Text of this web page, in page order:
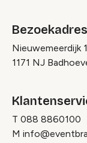
Bezoekadres
Nieuwemeerdijk
1171 NJ
T 088 8860100
M